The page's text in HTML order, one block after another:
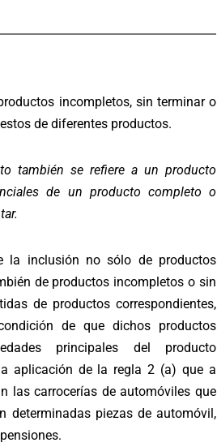
incompletos, sin terminar o
de diferentes productos.
también se refiere a un producto
de un producto completo o
la inclusión no sólo de productos
de productos incompletos o sin
de productos correspondientes,
de que dichos productos
principales del producto
aplicación de la regla 2 (a) que a
las carrocerías de automóviles que
determinadas piezas de automóvil,